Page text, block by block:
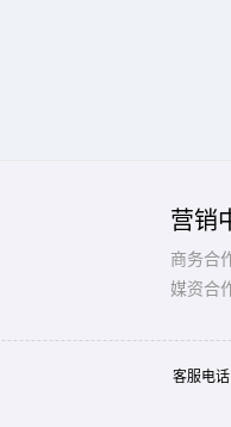
营销
商务合
媒资合
客服电